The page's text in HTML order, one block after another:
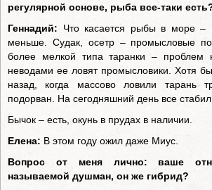
регулярной основе, рыба все-таки
Геннадий: Что касается рыбы в море –
меньше. Судак, осетр – промысловые
более мелкой типа таранки – проблем
неводами ее ловят промысловики. Хотя
назад, когда массово ловили тарань
подорван. На сегодняшний день все
Бычок – есть, окунь в прудах в наличии.
Елена: В этом году ожил даже Миус.
Вопрос от меня лично: ваше
называемой душман, он же гибрид?